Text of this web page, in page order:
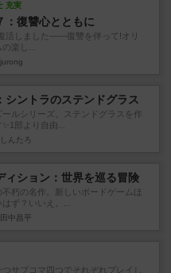
充実
：復讐心とともに
活しました――復讐を伴って!オリ
楽し...
シントラのステンドグラス
ルシリーズ。ステンドグラスを作
部より自由...
んたろ
ィション：世界を巡る冒険
不朽の名作。新しいボードゲームほ
ず？いいえ。...
中昌平
つサブコマ四つでそれぞれプレイし